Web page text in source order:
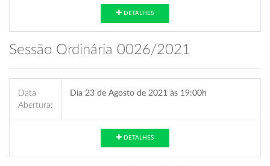
DETALHES
Sessão Ordinária 0026/2021
Data
Abertura:
Dia 23 de Agosto de 2021 às 19:00h
DETALHES